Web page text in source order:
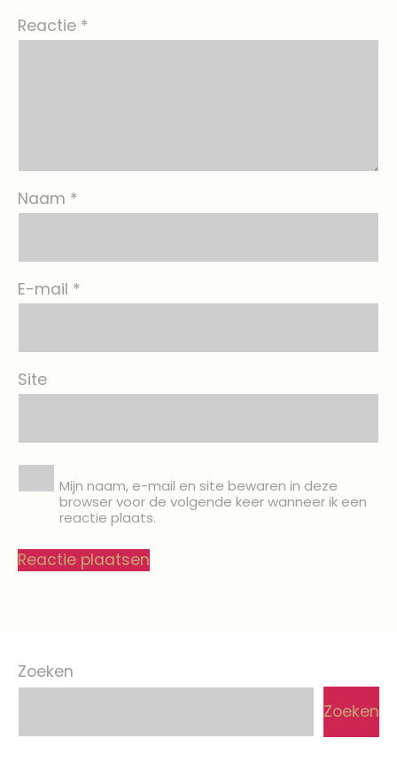
Reactie *
Naam *
E-mail *
Site
Mijn naam, e-mail en site bewaren in deze
browser voor de volgende keer wanneer ik een
reactie plaats.
Zoeken
Zoeken